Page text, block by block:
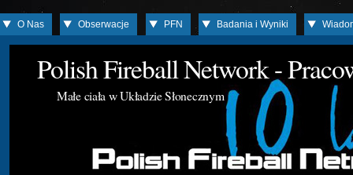
O Nas Obserwacje PFN Badania i Wyniki
Polish Fireball Network -
Małe ciała w Układzie Słonecznym